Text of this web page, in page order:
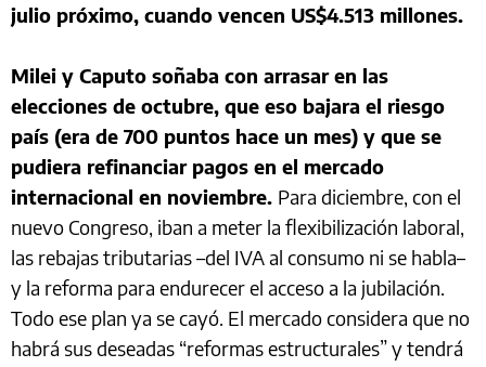
julio próximo, cuando vencen US$4.513 millones.
Milei y Caputo soñaba con arrasar en las
elecciones de octubre, que eso bajara el riesgo
país (era de 700 puntos hace un mes) y que se
pudiera refinanciar pagos en el mercado
internacional en noviembre. Para diciembre, con el
nuevo Congreso, iban a meter la flexibilización laboral,
las rebajas tributarias –del IVA al consumo ni se habla–
y la reforma para endurecer el acceso a la jubilación.
Todo ese plan ya se cayó. El mercado considera que no
habrá sus deseadas “reformas estructurales” y tendrá